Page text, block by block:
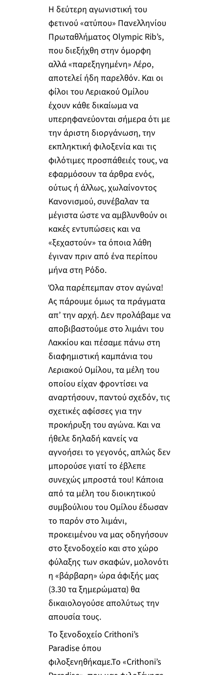
Η δεύτερη αγωνιστική του
φετινού «ατύπου» Πανελληνίου
Πρωταθλήματος Olympic Rib’s,
που διεξήχθη στην όμορφη
αλλά «παρεξηγημένη» Λέρο,
αποτελεί ήδη παρελθόν. Και οι
φίλοι του Λεριακού Ομίλου
έχουν κάθε δικαίωμα να
υπερηφανεύονται σήμερα ότι με
την άριστη διοργάνωση, την
εκπληκτική φιλοξενία και τις
φιλότιμες προσπάθειές τους, να
εφαρμόσουν τα άρθρα ενός,
ούτως ή άλλως, χωλαίνοντος
Κανονισμού, συνέβαλαν τα
μέγιστα ώστε να αμβλυνθούν οι
κακές εντυπώσεις και να
«ξεχαστούν» τα όποια λάθη
έγιναν πριν από ένα περίπου
μήνα στη Ρόδο.
Όλα παρέπεμπαν στον αγώνα!
Ας πάρουμε όμως τα πράγματα
απ’ την αρχή. Δεν προλάβαμε να
αποβιβαστούμε στο λιμάνι του
Λακκίου και πέσαμε πάνω στη
διαφημιστική καμπάνια του
Λεριακού Ομίλου, τα μέλη του
οποίου είχαν φροντίσει να
αναρτήσουν, παντού σχεδόν, τις
σχετικές αφίσσες για την
προκήρυξη του αγώνα. Και να
ήθελε δηλαδή κανείς να
αγνοήσει το γεγονός, απλώς δεν
μπορούσε γιατί το έβλεπε
συνεχώς μπροστά του! Κάποια
από τα μέλη του διοικητικού
συμβούλιου του Ομίλου έδωσαν
το παρόν στο λιμάνι,
προκειμένου να μας οδηγήσουν
στο ξενοδοχείο και στο χώρο
φύλαξης των σκαφών, μολονότι
η «βάρβαρη» ώρα άφιξής μας
(3.30 τα ξημερώματα) θα
δικαιολογούσε απολύτως την
απουσία τους.
Το ξενοδοχείο Crithoni’s
Paradise όπου
φιλοξενηθήκαμε.Το «Crithoni’s